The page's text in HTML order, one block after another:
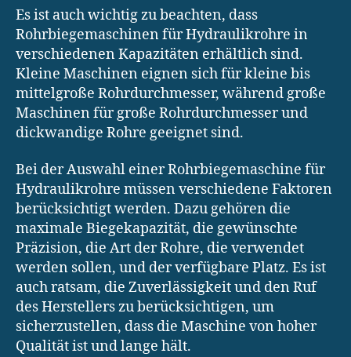
Es ist auch wichtig zu beachten, dass
Rohrbiegemaschinen für Hydraulikrohre in
verschiedenen Kapazitäten erhältlich sind.
Kleine Maschinen eignen sich für kleine bis
mittelgroße Rohrdurchmesser, während große
Maschinen für große Rohrdurchmesser und
dickwandige Rohre geeignet sind.
Bei der Auswahl einer Rohrbiegemaschine für
Hydraulikrohre müssen verschiedene Faktoren
berücksichtigt werden. Dazu gehören die
maximale Biegekapazität, die gewünschte
Präzision, die Art der Rohre, die verwendet
werden sollen, und der verfügbare Platz. Es ist
auch ratsam, die Zuverlässigkeit und den Ruf
des Herstellers zu berücksichtigen, um
sicherzustellen, dass die Maschine von hoher
Qualität ist und lange hält.